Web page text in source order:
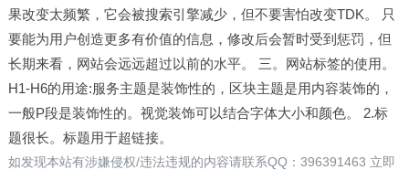
果改变太频繁，它会被搜索引擎减少，但不要害怕改变TDK。 只
要能为用户创造更多有价值的信息，修改后会暂时受到惩罚，但
长期来看，网站会远远超过以前的水平。 三。网站标签的使用。
H1-H6的用途:服务主题是装饰性的，区块主题是用内容装饰的，
一般P段是装饰性的。视觉装饰可以结合字体大小和颜色。 2.标
题很长。标题用于超链接。
如发现本站有涉嫌侵权/违法违规的内容请联系QQ：396391463 立即